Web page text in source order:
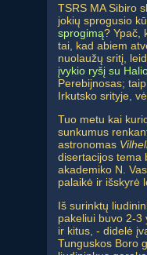
TSRS MA Sibiro
jokių sprogusio
sprogimą? Ypač,
tai, kad abiem
nuolaužų sritį,
įvykio ryšį su
Perebijnosas;
Irkutsko srityje,
Tuo metu kai
sunkumus
astronomas
disertacijos tema
akademiko N.
palaikė ir išskyrė
Iš surinktų
pakeliui buvo 2-3
ir kitus, - didelė
Tunguskos Boro